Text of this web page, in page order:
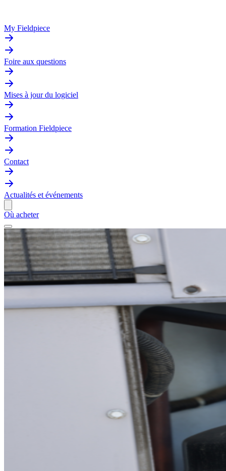
My Fieldpiece
Foire aux questions
Mises à jour du logiciel
Formation Fieldpiece
Contact
Actualités et événements
Où acheter